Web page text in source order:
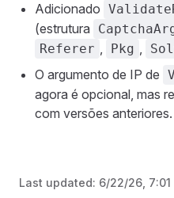
Adicionado
(estrutura
Referer , Pkg ,
O argumento de IP de
agora é opcional, mas
com versões anteriores.
Last updated: 6/22/26, 7:01